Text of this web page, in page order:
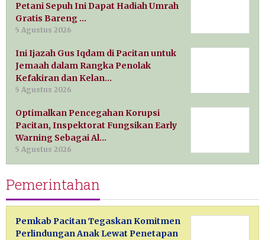
Petani Sepuh Ini Dapat Hadiah Umrah
Gratis Bareng …
5 Agustus 2026
Ini Ijazah Gus Iqdam di Pacitan untuk
Jemaah dalam Rangka Penolak
Kefakiran dan Kelan…
5 Agustus 2026
Optimalkan Pencegahan Korupsi
Pacitan, Inspektorat Fungsikan Early
Warning Sebagai Al…
5 Agustus 2026
Pemerintahan
Pemkab Pacitan Tegaskan Komitmen
Perlindungan Anak Lewat Penetapan